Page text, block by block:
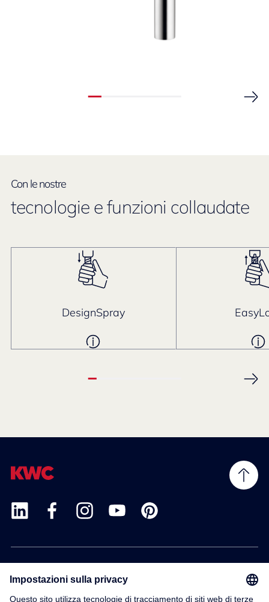
Con le nostre
tecnologie e funzioni collaudate
DesignSpray
Prodotti